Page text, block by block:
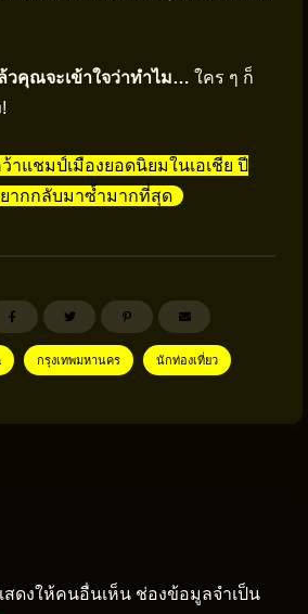
วคุณจะเข้าใจว่าทำไม… ใคร ๆ ก็
าแชมป์เมืองยอดนิยมในเอเชีย ปี
ากกลับมาซ้ำมากที่สุด
กรุงเทพมหานคร นักท่องเที่ยว
ดงให้คนอื่นเห็น ช่องข้อมูลจำเป็น